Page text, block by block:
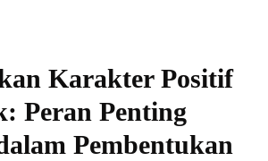
Karakter Positif
Peran Penting
Pembentukan